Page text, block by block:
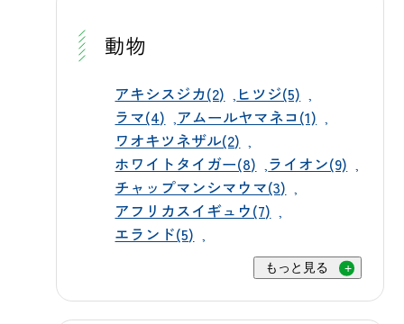
産もお楽しみに サファリ見学のあと
は、レストラン「サバンナ」やファ
ストフード「オークウッド」で動物
をイメージしたお食事をお楽しみい
ただけます。売店「マルシェ」では
群馬サファリパークならではのオリ
ジナルグッズも充実していますの
で、あわせてぜひお立ち寄りくださ
購入方法や詳細な利用条件につきま
しては、後日あらためて公式ホーム
崎方面から電車を乗り継いでお越し
になるお客様にもスムーズにご利用
いただけます。パークから駅へ向か
う便も、上信電鉄の発車時刻にあわ
せておりますので、帰りの電車を気
にせずお過ごしいただけます。 土日
祝日は、朝9時10分発の1便から夕方の
回送便まで、パーク行きが6本、駅行
きが8本設定されています。午前中は
電車の到着に合わせた便が中心で、
午後は上信電鉄の発車時刻にあわせ
動物
アキシスジカ(2)
ヒツジ(5)
ラマ(4)
アムールヤマネコ(1)
ワオキツネザル(2)
ホワイトタイガー(8)
ライオン(9)
チャップマンシマウマ(3)
アフリカスイギュウ(7)
エランド(5)
もっと見る